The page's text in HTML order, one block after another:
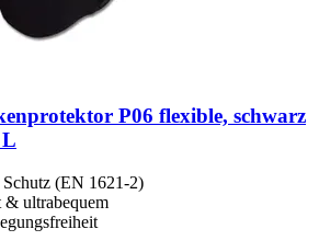
P06 flexible, schwarz
L
(EN 1621-2)
& ultrabequem